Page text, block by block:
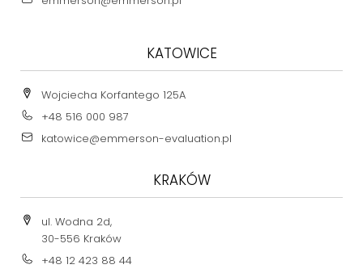
KATOWICE
Wojciecha Korfantego 125A
+48 516 000 987
katowice@emmerson-evaluation.pl
KRAKÓW
ul. Wodna 2d,
30-556 Kraków
+48 12 423 88 44